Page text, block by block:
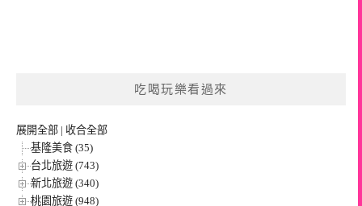
吃喝玩樂看過來
展開全部 | 收合全部
基隆美食 (35)
台北旅遊 (743)
新北旅遊 (340)
桃園旅遊 (948)